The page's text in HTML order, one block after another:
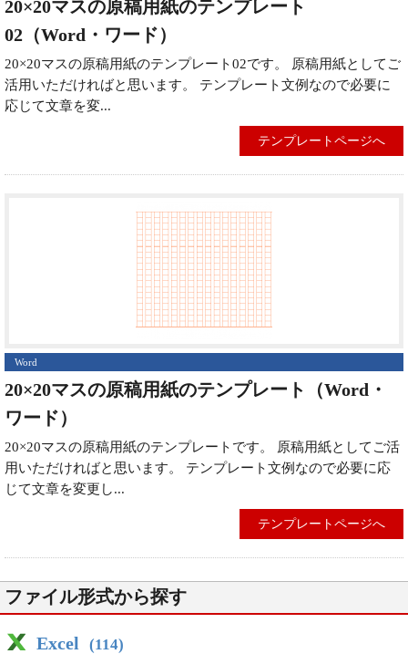
20×20マスの原稿用紙のテンプレート
02（Word・ワード）
20×20マスの原稿用紙のテンプレート02です。 原稿用紙としてご
活用いただければと思います。 テンプレート文例なので必要に
応じて文章を変...
テンプレートページへ
Word
20×20マスの原稿用紙のテンプレート（Word・
ワード）
20×20マスの原稿用紙のテンプレートです。 原稿用紙としてご活
用いただければと思います。 テンプレート文例なので必要に応
じて文章を変更し...
テンプレートページへ
ファイル形式から探す
Excel (114)